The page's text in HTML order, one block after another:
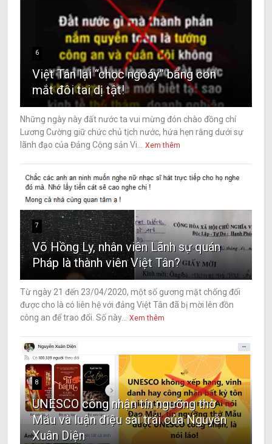
6
Việt Tân lại “chọc ngoáy” bằng con
mắt đôi tai dị tật!
Những ngày này đất nước ta vui mừng đón chào đồng chí
Lương Cường giữ chức chủ tịch nước, hứa hẹn rằng dưới sự
lãnh đạo của Đảng Cộng sản Vi...
Xem thêm
7
Võ Hồng Ly, nhân viên Lãnh sự quán
Pháp là thành viên Việt Tân?
Từ ngày 21 đến 23/04/2020, một số gương mặt chống đối
được cho là có liên hệ với đảng Việt Tân đã bị mời lên đồn
công an để trao đổi. Số này...
Xem thêm
8
UNESCO công nhận tín ngưỡng thờ
Mẫu và luận điệu sai trái của Nguyễn
Xuân Diện